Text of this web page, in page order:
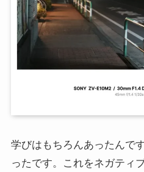
学びはもちろんあったんで
ったです。これをネガティ